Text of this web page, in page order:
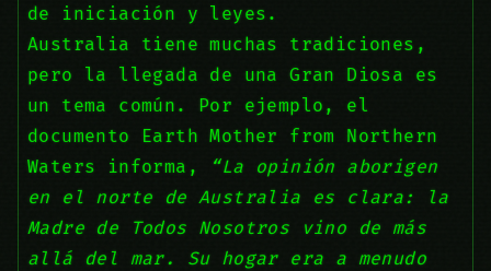
de iniciación y leyes.
Australia tiene muchas tradiciones,
pero la llegada de una Gran Diosa es
un tema común. Por ejemplo, el
documento Earth Mother from Northern
Waters informa,
“La opinión aborigen
en el norte de Australia es clara: la
Madre de Todos Nosotros vino de más
allá del mar. Su hogar era a menudo